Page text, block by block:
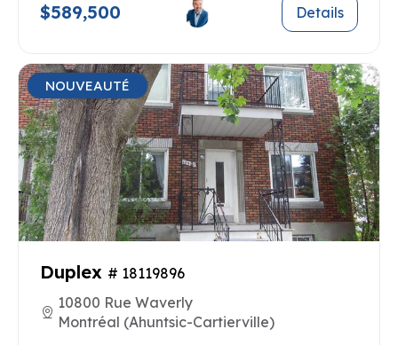
$589,500 Details
NOUVEAUTÉ
Duplex # 18119896
10800 Rue Waverly
Montréal (Ahuntsic-Cartierville)